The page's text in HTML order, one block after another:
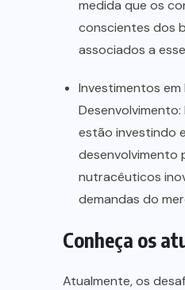
medida que os
conscientes dos
associados a
Investimentos em
estão investindo
desenvolvimento
nutracêuticos
demandas do
Conheça os
Atualmente, os